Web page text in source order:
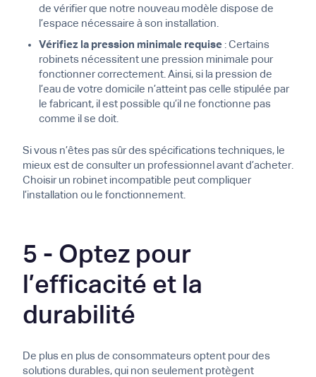
de vérifier que notre nouveau modèle dispose de
l’espace nécessaire à son installation.
Vérifiez la pression minimale requise: Certains
robinets nécessitent une pression minimale pour
fonctionner correctement. Ainsi, si la pression de
l’eau de votre domicile n’atteint pas celle stipulée par
le fabricant, il est possible qu’il ne fonctionne pas
comme il se doit.
Si vous n’êtes pas sûr des spécifications techniques, le
mieux est de consulter un professionnel avant d’acheter.
Choisir un robinet incompatible peut compliquer
l’installation ou le fonctionnement.
5 - Optez pour
l’efficacité et la
durabilité
De plus en plus de consommateurs optent pour des
solutions durables, qui non seulement protègent